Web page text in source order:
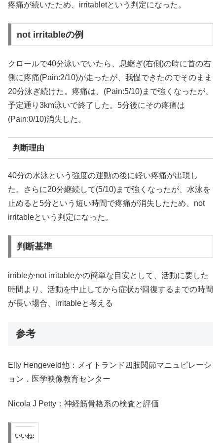
疼痛が続いたため、irritabletという判定になった。
not irritableの例
クロールで40分泳いでいたら、息継ぎ(右側)の時に首の右
側に疼痛(Pain:2/10)が走ったが、我慢できたのでそのまま
20分泳ぎ続けた。疼痛は、(Pain:5/10)まで強くなったが、
予定通り3km泳いで終了した。5分後にその疼痛は
(Pain:0/10)消失した。
判断理由
40分の水泳という強度の運動の後に軽い疼痛が出現し
た。さらに20分継続して(5/10)まで強くなったが、水泳を
止めると5分という短い時間で疼痛が消失したため、not
irritableという判定になった。
判断基準
irribleかnot irritableかの簡単な目安として、活動に要した
時間より、活動を中止してから症状が回復するまでの時間
が長い場合、irritableと考える
参考
Elly Hengeveld他：メイトランド四肢関節マニュピレーシ
ョン．医学映像教育センター
Nicola J Petty：神経筋骨格系の検査と評価
いいね: